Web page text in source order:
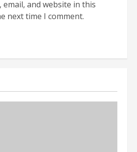
email, and website in this
next time I comment.